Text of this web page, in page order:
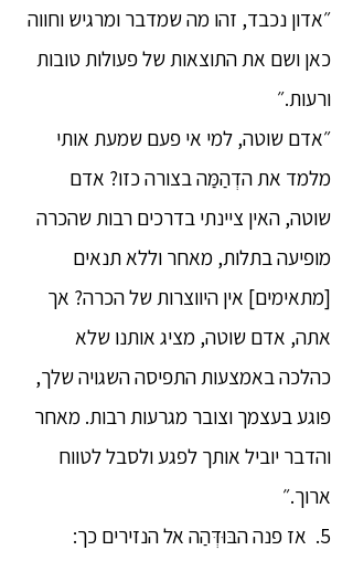
״אדון נכבד, זהו מה שמדבר ומרגיש וחווה
כאן ושם את התוצאות של פעולות טובות
ורעות.״
״אדם שוטה, למי אי פעם שמעת אותי
מלמד את הדְהַמַּה בצורה כזו? אדם
שוטה, האין ציינתי בדרכים רבות שהכרה
מופיעה בתלות, מאחר וללא תנאים
[מתאימים] אין היווצרות של הכרה? אך
אתה, אדם שוטה, מציג אותנו שלא
כהלכה באמצעות התפיסה השגויה שלך,
פוגע בעצמך וצובר מגרעות רבות. מאחר
והדבר יוביל אותך לפגע ולסבל לטווח
ארוך.״
5. אז פנה הבּוּדְּהַה אל הנזירים כך: